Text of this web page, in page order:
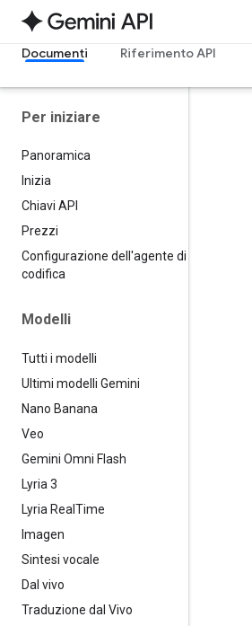
Documenti Riferimento API
Per iniziare
Panoramica
Inizia
Chiavi API
Prezzi
Configurazione dell'agente di
codifica
Modelli
Tutti i modelli
Ultimi modelli Gemini
Nano Banana
Veo
Gemini Omni Flash
Lyria 3
Lyria Real Time
Imagen
Sintesi vocale
Dal vivo
Traduzione dal Vivo